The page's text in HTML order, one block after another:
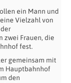
ein Mann und
Vielzahl von
zwei Frauen, die
fest.
gemeinsam mit
Hauptbahnhof
den